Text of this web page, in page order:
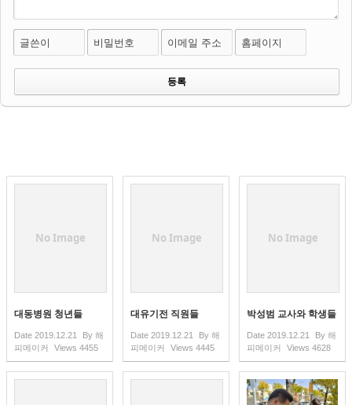
글쓴이 비밀번호 이메일 주소 홈페이지
No Image
대동병원 청년들
Date 2019.12.21 By 해
피메이커
Views 4455
No Image
대유기전 직원들
Date 2019.12.21 By 해
피메이커
Views 4445
No Image
박성범 교사와 학생들
Date 2019.12.21 By 해
피메이커
Views 4628